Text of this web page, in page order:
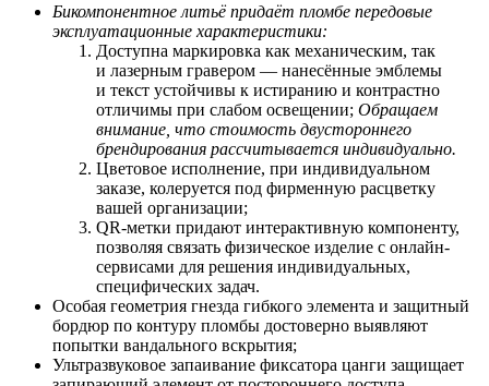
Бикомпонентное литьё придаёт пломбе передовые
эксплуатационные характеристики:
Доступна маркировка как механическим, так
и лазерным гравером — нанесённые эмблемы
и текст устойчивы к истиранию и контрастно
отличимы при слабом освещении; Обращаем
внимание, что стоимость двустороннего
брендирования рассчитывается индивидуально.
Цветовое исполнение, при индивидуальном
заказе, колеруется под фирменную расцветку
вашей организации;
QR-метки придают интерактивную компоненту,
позволяя связать физическое изделие с онлайн-
сервисами для решения индивидуальных,
специфических задач.
Особая геометрия гнезда гибкого элемента и защитный
бордюр по контуру пломбы достоверно выявляют
попытки вандального вскрытия;
Ультразвуковое запаивание фиксатора цанги защищает